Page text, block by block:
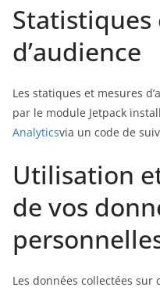
Statistiques
d’audience
Les statiques et mesures
par le module Jetpack
Analyticsvia un code de
Utilisation
de vos
Les données collectées sur